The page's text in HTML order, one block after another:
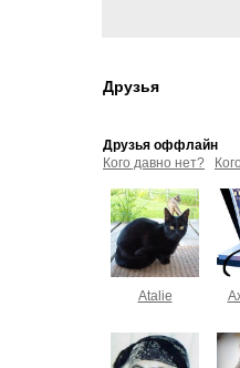
Друзья
Друзья оффлайн
Кого давно нет?
Atalie